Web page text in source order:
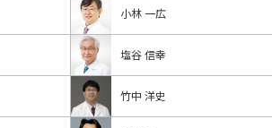
小林 一広
塩谷 信幸
竹中 洋史